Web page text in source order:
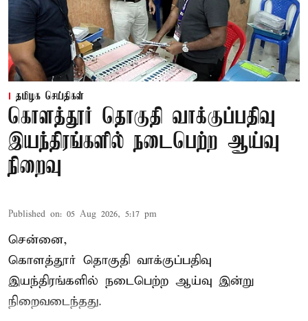
தமிழக செய்திகள்
கொளத்தூர் தொகுதி வாக்குப்பதிவு
இயந்திரங்களில் நடைபெற்ற ஆய்வு
நிறைவு
Published on: 05 Aug 2026, 5:17 pm
சென்னை,
கொளத்தூர் தொகுதி வாக்குப்பதிவு
இயந்திரங்களில் நடைபெற்ற ஆய்வு இன்று
நிறைவடைந்தது.